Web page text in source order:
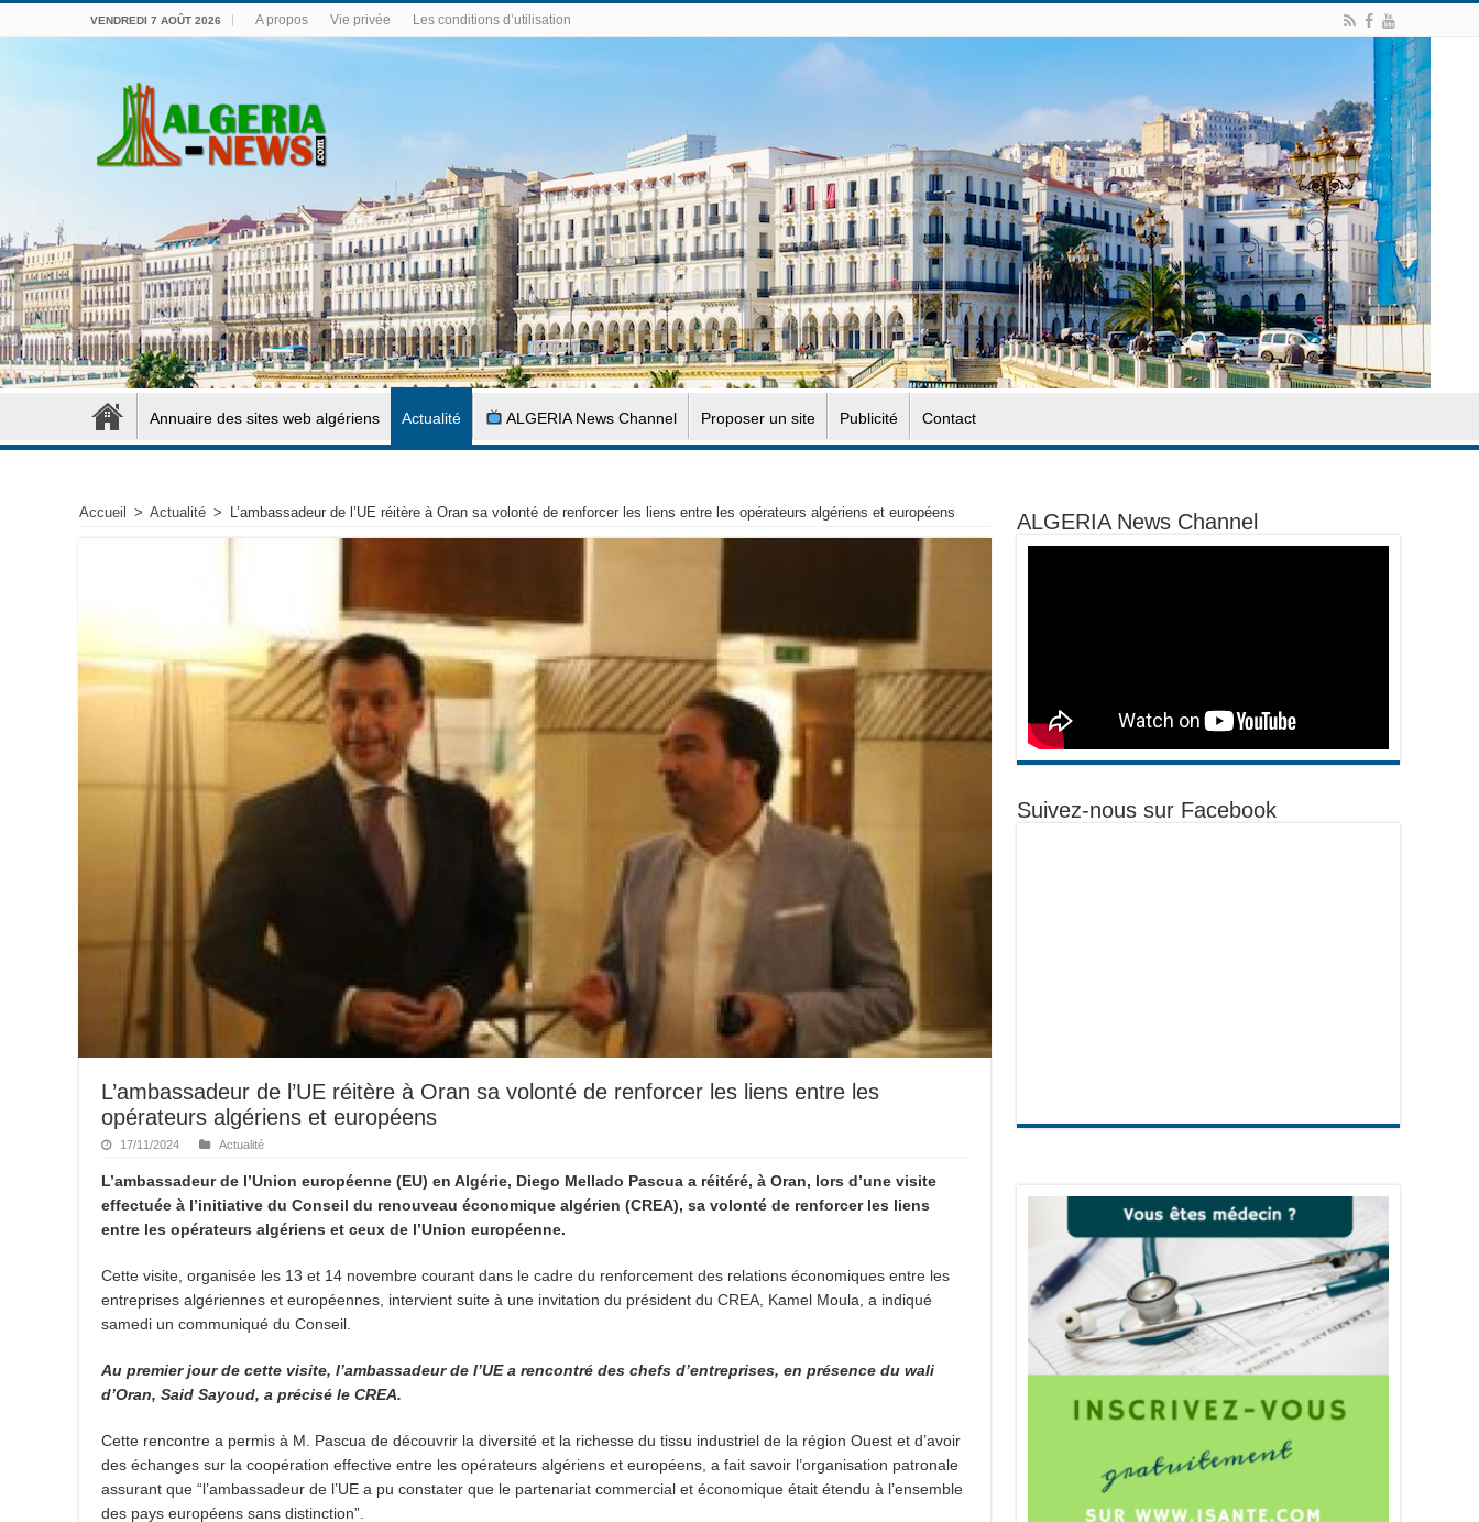
VENDREDI 7 AOÛT 2026 A propos Vie privée Les conditions d’utilisation
Annuaire des sites web algériens Actualité ALGERIA News Channel Proposer un site Publicité Contact
Accueil > Actualité > L’ambassadeur de l’UE réitère à Oran sa volonté de renforcer les liens entre les opérateurs algériens et européens
L’ambassadeur de l’UE réitère à Oran sa volonté de renforcer les liens entre les
opérateurs algériens et européens
17/11/2024 Actualité
L’ambassadeur de l’Union européenne (EU) en Algérie, Diego Mellado Pascua a réitéré, à Oran, lors d’une visite
effectuée à l’initiative du Conseil du renouveau économique algérien (CREA), sa volonté de renforcer les liens
entre les opérateurs algériens et ceux de l’Union européenne.
Cette visite, organisée les 13 et 14 novembre courant dans le cadre du renforcement des relations économiques entre les
entreprises algériennes et européennes, intervient suite à une invitation du président du CREA, Kamel Moula, a indiqué
samedi un communiqué du Conseil.
Au premier jour de cette visite, l’ambassadeur de l’UE a rencontré des chefs d’entreprises, en présence du wali
d’Oran, Said Sayoud, a précisé le CREA.
Cette rencontre a permis à M. Pascua de découvrir la diversité et la richesse du tissu industriel de la région Ouest et d’avoir
des échanges sur la coopération effective entre les opérateurs algériens et européens, a fait savoir l’organisation patronale
assurant que “l’ambassadeur de l’UE a pu constater que le partenariat commercial et économique était étendu à l’ensemble
des pays européens sans distinction”.
ALGERIA News Channel
Suivez-nous sur Facebook